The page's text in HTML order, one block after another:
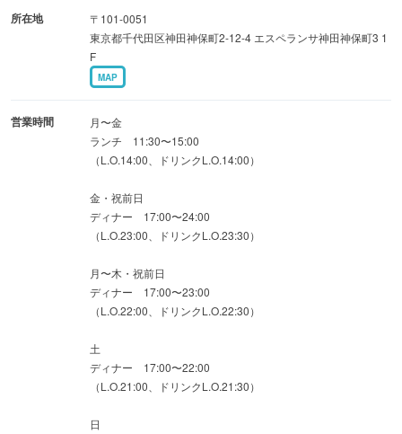
韓国料理でご宴会はいかがでしょうか？
2名様〜30名様までご案内可能。貸切予約も承っておりま
す。広々と使えるテーブル席は、プライベート感を大切に
所在地
〒101-0051
東京都千代田区神田神保町2-12-4 エスペランサ神田神保町3 1
F
MAP
営業時間
月〜金
ランチ 11:30〜15:00
（L.O.14:00、ドリンクL.O.14:00）
金・祝前日
ディナー 17:00〜24:00
（L.O.23:00、ドリンクL.O.23:30）
月〜木・祝前日
ディナー 17:00〜23:00
（L.O.22:00、ドリンクL.O.22:30）
土
ディナー 17:00〜22:00
（L.O.21:00、ドリンクL.O.21:30）
日